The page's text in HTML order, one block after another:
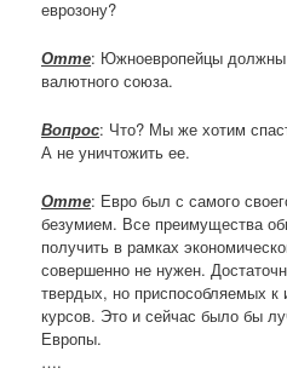
еврозону?
Отте: Южноевропейцы
валютного союза.
Вопрос: Что? Мы же хотим
А не уничтожить ее.
Отте: Евро был с самого
безумием. Все преимущества
получить в рамках
совершенно не нужен.
твердых, но приспособляемых
курсов. Это и сейчас было бы
Европы.
….